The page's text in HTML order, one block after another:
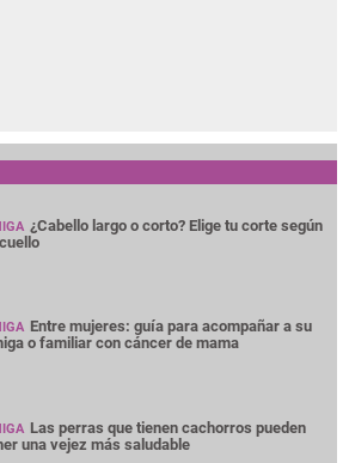
¿Cabello largo o corto? Elige tu corte según
Entre mujeres: guía para acompañar a su
o familiar con cáncer de mama
Las perras que tienen cachorros pueden
una vejez más saludable